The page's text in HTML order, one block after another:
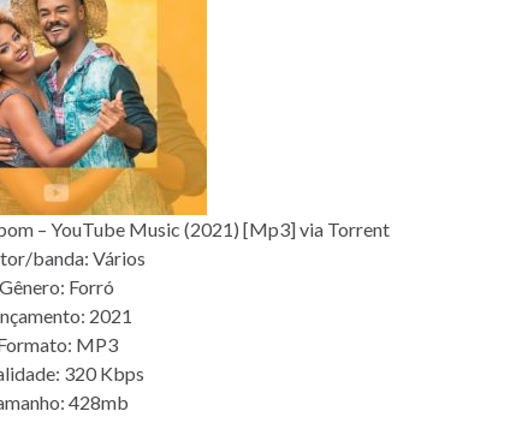
– YouTube Music (2021) [Mp3] via Torrent
banda: Vários
Gênero: Forró
2021
MP3
320 Kbps
428mb